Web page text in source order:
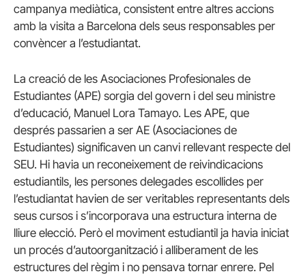
campanya mediàtica, consistent entre altres accions
amb la visita a Barcelona dels seus responsables per
convèncer a l’estudiantat.
La creació de les Asociaciones Profesionales de
Estudiantes (APE) sorgia del govern i del seu ministre
d’educació, Manuel Lora Tamayo. Les APE, que
després passarien a ser AE (Asociaciones de
Estudiantes) significaven un canvi rellevant respecte del
SEU. Hi havia un reconeixement de reivindicacions
estudiantils, les persones delegades escollides per
l’estudiantat havien de ser veritables representants dels
seus cursos i s’incorporava una estructura interna de
lliure elecció. Però el moviment estudiantil ja havia iniciat
un procés d’autoorganització i alliberament de les
estructures del règim i no pensava tornar enrere. Pel